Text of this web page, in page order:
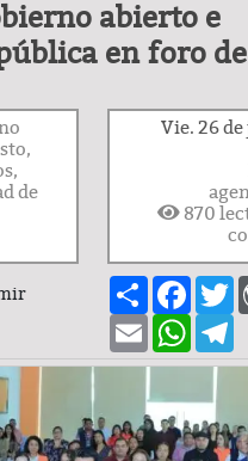
abierto e
en foro
de
Vie. 26
870
Share
Email